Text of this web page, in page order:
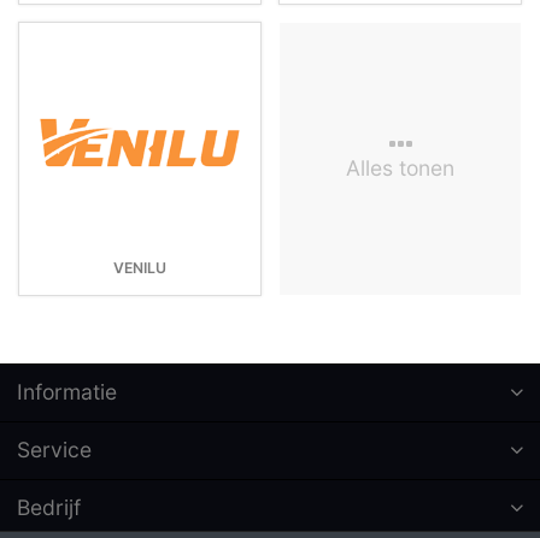
VENILU
Alles tonen
Informatie
Service
Bedrijf